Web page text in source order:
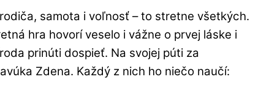
samota i voľnosť – to stretne všetkých.
hra hovorí veselo i vážne o prvej láske i
prinúti dospieť. Na svojej púti za
Zdena. Každý z nich ho niečo naučí: